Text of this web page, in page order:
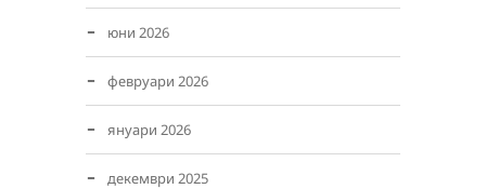
юни 2026
февруари 2026
януари 2026
декември 2025